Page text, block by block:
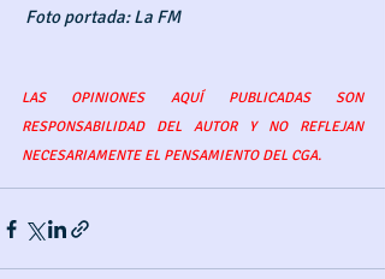
Foto portada: La FM
LAS OPINIONES AQUÍ PUBLICADAS SON
RESPONSABILIDAD DEL AUTOR Y NO REFLEJAN
NECESARIAMENTE EL PENSAMIENTO DEL CGA.